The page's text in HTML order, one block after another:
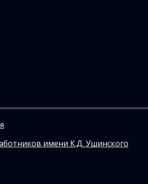
имени К.Д. Ушинского